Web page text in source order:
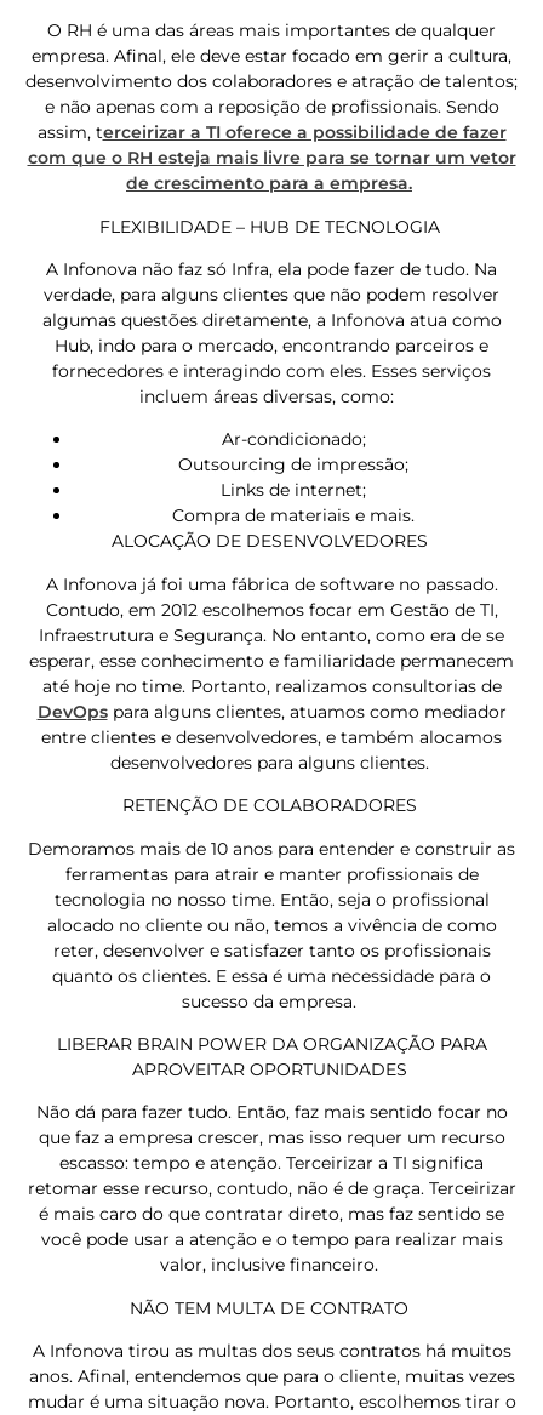
O RH é uma das áreas mais importantes de qualquer
empresa. Afinal, ele deve estar focado em gerir a cultura,
desenvolvimento dos colaboradores e atração de talentos;
e não apenas com a reposição de profissionais. Sendo
assim, terceirizar a TI oferece a possibilidade de fazer
com que o RH esteja mais livre para se tornar um vetor
de crescimento para a empresa.
FLEXIBILIDADE – HUB DE TECNOLOGIA
A Infonova não faz só Infra, ela pode fazer de tudo. Na
verdade, para alguns clientes que não podem resolver
algumas questões diretamente, a Infonova atua como
Hub, indo para o mercado, encontrando parceiros e
fornecedores e interagindo com eles. Esses serviços
incluem áreas diversas, como:
Ar-condicionado;
Outsourcing de impressão;
Links de internet;
Compra de materiais e mais.
ALOCAÇÃO DE DESENVOLVEDORES
A Infonova já foi uma fábrica de software no passado.
Contudo, em 2012 escolhemos focar em Gestão de TI,
Infraestrutura e Segurança. No entanto, como era de se
esperar, esse conhecimento e familiaridade permanecem
até hoje no time. Portanto, realizamos consultorias de
DevOpspara alguns clientes, atuamos como mediador
entre clientes e desenvolvedores, e também alocamos
desenvolvedores para alguns clientes.
RETENÇÃO DE COLABORADORES
Demoramos mais de 10 anos para entender e construir as
ferramentas para atrair e manter profissionais de
tecnologia no nosso time. Então, seja o profissional
alocado no cliente ou não, temos a vivência de como
reter, desenvolver e satisfazer tanto os profissionais
quanto os clientes. E essa é uma necessidade para o
sucesso da empresa.
LIBERAR BRAIN POWER DA ORGANIZAÇÃO PARA
APROVEITAR OPORTUNIDADES
Não dá para fazer tudo. Então, faz mais sentido focar no
que faz a empresa crescer, mas isso requer um recurso
escasso: tempo e atenção. Terceirizar a TI significa
retomar esse recurso, contudo, não é de graça. Terceirizar
é mais caro do que contratar direto, mas faz sentido se
você pode usar a atenção e o tempo para realizar mais
valor, inclusive financeiro.
NÃO TEM MULTA DE CONTRATO
A Infonova tirou as multas dos seus contratos há muitos
anos. Afinal, entendemos que para o cliente, muitas vezes
mudar é uma situação nova. Portanto, escolhemos tirar o